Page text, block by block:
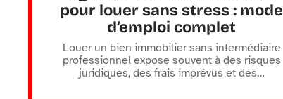
pour louer sans stress : mode
d’emploi complet
Louer un bien immobilier sans intermédiaire
professionnel expose souvent à des risques
juridiques, des frais imprévus et des…